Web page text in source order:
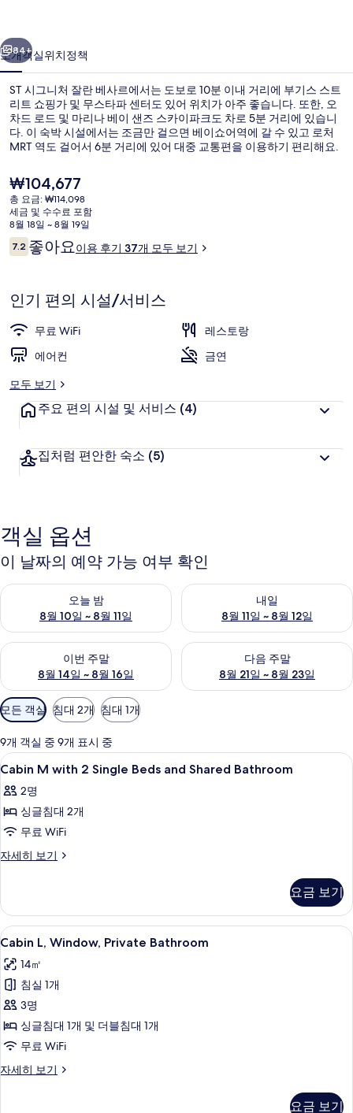
베
사
르
의
사
진
갤
러
리
다음
84+
소개객실위치정책
ST 시그니처 잘란 베사르에서는 도보로 10분 이내 거리에 부기스 스트
리트 쇼핑가 및 무스타파 센터도 있어 위치가 아주 좋습니다. 또한, 오
차드 로드 및 마리나 베이 샌즈 스카이파크도 차로 5분 거리에 있습니
다. 이 숙박 시설에서는 조금만 걸으면 베이쇼어역에 갈 수 있고 로처
MRT 역도 걸어서 6분 거리에 있어 대중 교통편을 이용하기 편리해요.
현
재
가
격
은
₩104,677
₩104,677
총 요금: ₩114,098
세금 및 수수료 포함
8월 18일 ~ 8월 19일
이
용
기
7.210점 만점 중 7.2점.
좋아요이용 후기 37개 모두 보기
인기 편의 시설/서비스
무료 WiFi
레스토랑
에어컨
금연
모두 보기
주요 편의 시설 및 서비스 (4)
집처럼 편안한 숙소 (5)
객실 옵션
이 날짜의 예약 가능 여부 확인
오늘 밤
8월 10일 ~ 8월 11일
오늘 밤 예약 가능 여부 확인, 8월 10일 ~ 8월 11일
내일
8월 11일 ~ 8월 12일
내일 예약 가능 여부 확인, 8월
이번 주말
8월 14일 ~ 8월 16일
이번 주말 예약 가능 여부 확인, 8월 14일 ~ 8월 16일
다음 주말
8월 21일 ~ 8월 23일
다음 주말 예약 가능 여부 확인
객
실
에
사
용
가
능
한
터
모든 객실 침대 2개 침대 1개
9개 객실 중 9개 표시 중
Cabin
M
with
2
Single
Beds
Bathroom
사
진
모
두
보
기
고급 침구, 객실 내 금고, 책상, 노트북
25
Cabin M with 2 Single Beds and Shared Bathroom
2명
싱글침대 2개
무료 WiFi
자세히 보기
Cabin
Single
Beds
and
Bathroom
자
세
히
보
기
요금 보기
Cabin
L,
Window,
Private
Bathroom
사
진
모
Cabin L, Window, Private Bathroom |
12
Cabin L, Window, Private Bathroom
14㎡
침실 1개
3명
싱글침대 1개 및 더블침대 1개
무료 WiFi
자세히 보기
Cabin
요금 보기